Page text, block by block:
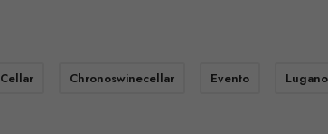
Chronoswinecellar Evento Lugano